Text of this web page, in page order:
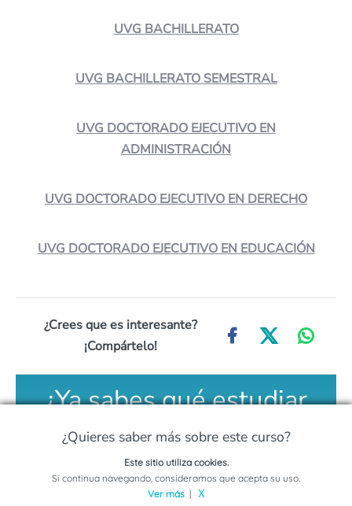
UVG BACHILLERATO
UVG BACHILLERATO SEMESTRAL
UVG DOCTORADO EJECUTIVO EN
ADMINISTRACIÓN
UVG DOCTORADO EJECUTIVO EN DERECHO
UVG DOCTORADO EJECUTIVO EN EDUCACIÓN
¿Crees que es interesante?
¡Compártelo!
¿Ya sabes qué estudiar
pero no sabes dónde?
Compara entre más
¿Quieres saber más sobre este curso?
Solicita información sobre este programa
Este sitio utiliza cookies.
Si continua navegando, consideramos que acepta su uso.
Ver más| X